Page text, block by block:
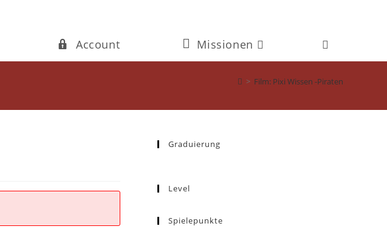
Account Missionen Website-
Suche
umschalten
> Film: Pixi Wissen -Piraten
Graduierung
Level
Spielepunkte